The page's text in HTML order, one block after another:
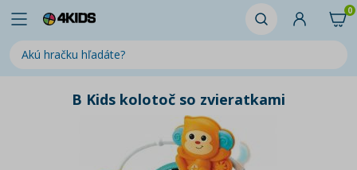
0
B Kids kolotoč so zvieratkami